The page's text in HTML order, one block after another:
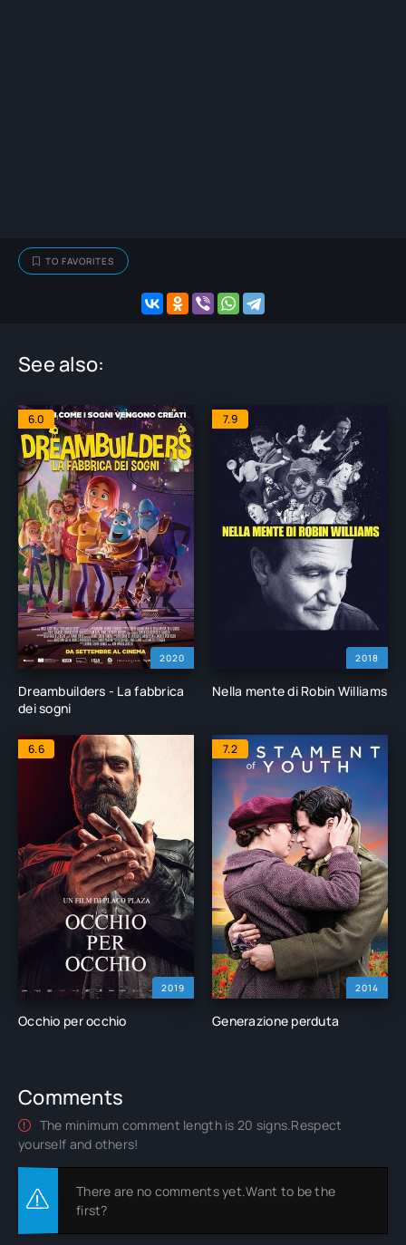
TO FAVORITES
See also:
2020
6.0
Dreambuilders - La fabbrica
dei sogni
2018
7.9
Nella mente di Robin Williams
2019
6.6
Occhio per occhio
2014
7.2
Generazione perduta
Comments
The minimum comment length is 20 signs.Respect
yourself and others!
There are no comments yet.Want to be the
first?